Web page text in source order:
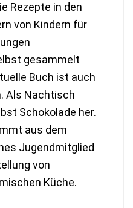
Rezepte in den
von Kindern für
gesammelt
Buch ist auch
Als Nachtisch
Schokolade her.
aus dem
Jugendmitglied
von
Küche.